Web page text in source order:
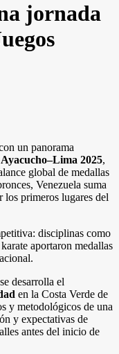
jornada
un panorama
2025,
global de medallas
Venezuela suma
los primeros lugares del
disciplinas como
aportaron medallas
desarrolla el
en la Costa Verde de
y metodológicos de una
y expectativas de
antes del inicio de